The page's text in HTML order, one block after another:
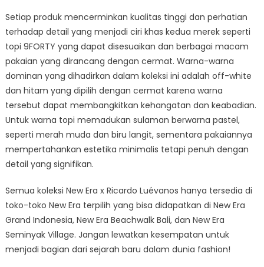
Setiap produk mencerminkan kualitas tinggi dan perhatian
terhadap detail yang menjadi ciri khas kedua merek seperti
topi 9FORTY yang dapat disesuaikan dan berbagai macam
pakaian yang dirancang dengan cermat. Warna-warna
dominan yang dihadirkan dalam koleksi ini adalah off-white
dan hitam yang dipilih dengan cermat karena warna
tersebut dapat membangkitkan kehangatan dan keabadian.
Untuk warna topi memadukan sulaman berwarna pastel,
seperti merah muda dan biru langit, sementara pakaiannya
mempertahankan estetika minimalis tetapi penuh dengan
detail yang signifikan.
Semua koleksi New Era x Ricardo Luévanos hanya tersedia di
toko-toko New Era terpilih yang bisa didapatkan di New Era
Grand Indonesia, New Era Beachwalk Bali, dan New Era
Seminyak Village. Jangan lewatkan kesempatan untuk
menjadi bagian dari sejarah baru dalam dunia fashion!